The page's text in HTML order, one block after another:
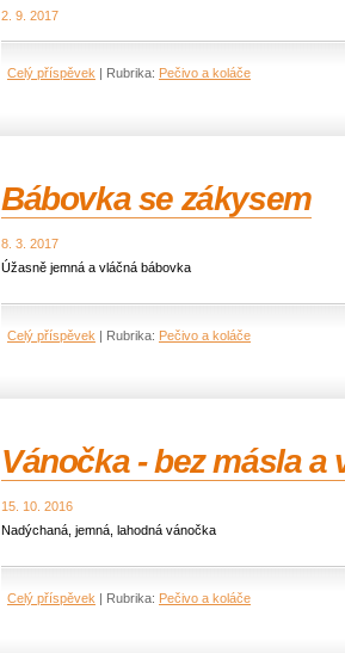
2. 9. 2017
Celý příspěvek | Rubrika: Pečivo a koláče
Bábovka se zákysem
8. 3. 2017
Úžasně jemná a vláčná bábovka
Celý příspěvek | Rubrika: Pečivo a koláče
Vánočka - bez másla a
15. 10. 2016
Nadýchaná, jemná, lahodná vánočka
Celý příspěvek | Rubrika: Pečivo a koláče